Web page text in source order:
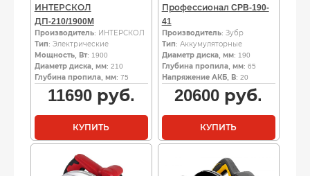
ИНТЕРСКОЛ
ДП-210/1900M
Производитель: ИНТЕРСКОЛ
Тип: Электрические
Мощность, Вт: 1900
Диаметр диска, мм: 210
Глубина пропила, мм: 75
11690руб.
КУПИТЬ
Профессионал CPB-190-
41
Производитель: Зубр
Тип: Аккумуляторные
Диаметр диска, мм: 190
Глубина пропила, мм: 65
Напряжение АКБ, В: 20
20600 руб.
КУПИТЬ